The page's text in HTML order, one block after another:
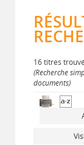
16 titres
(Recherche
documents)